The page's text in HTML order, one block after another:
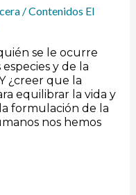
/Contenidos El
se le ocurre
y de la
¿creer que la
equilibrar la vida y
formulación de la
nos hemos